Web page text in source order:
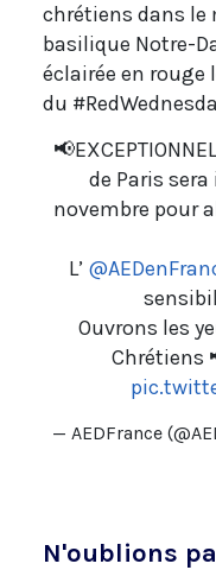
chrétiens dans le
basilique Notre-
éclairée en rouge
du
de Paris
novembre pour
L’
Ouvrons les
Chrétiens
— AEDFrance
N'oublions